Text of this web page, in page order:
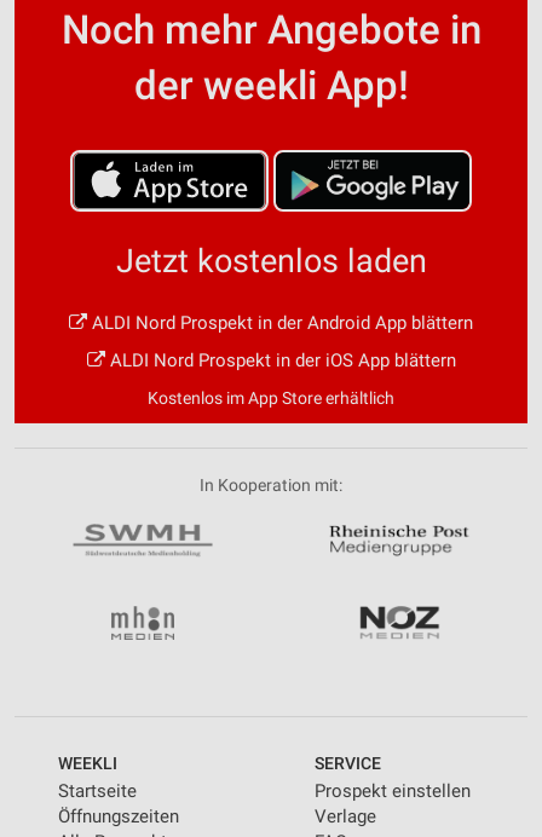
Noch mehr Angebote in
der weekli App!
Jetzt kostenlos laden
ALDI Nord Prospekt in der Android App blättern
ALDI Nord Prospekt in der iOS App blättern
Kostenlos im App Store erhältlich
In Kooperation mit:
WEEKLI
Startseite
Öffnungszeiten
SERVICE
Prospekt einstellen
Verlage